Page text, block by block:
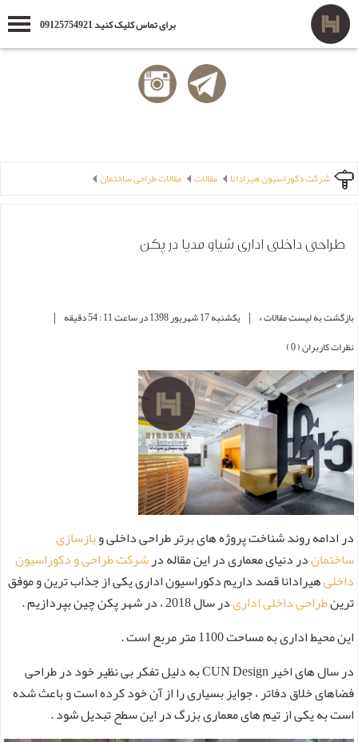
برای تماس کلیک کنید 09125754921
شرکت دکوراسیون هیرادانا مقالات مقالات طراحی ساختمان
طراحی داخلی اداری شیاو مدیا در پکن
بازگشت به لیست مقالات » | یکشنبه 17 شهریور 1398 در ساعت 11 : 54 دقیقه |
نظرات کاربران ( 0 )
در ادامه روند شناخت پروژه های برتر طراحی داخلی وبازسازی
ساختماندر دنیای معماری در این مقاله درشرکت طراحی و دکوراسیون
داخلیهیرادانا قصد داریم دکوراسیون اداری یکی از جذاب ترین و موفق
ترینطراحی داخلی اداریدر سال 2018 ، در شهر پکن چین بپردازیم .
این محیط اداری به مساحت 1100 متر مربع است .
در سال های اخیر CUN Design به دلیل تفکر بی نظیر خود در طراحی
فضاهای خلاق دفاتر ، جوایز بسیاری را از آن خود کرده است و باعث شده
است به یکی از تیم های معماری بزرگ در این سطح تبدیل شود .